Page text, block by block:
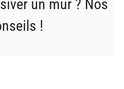
un mur ? Nos
!